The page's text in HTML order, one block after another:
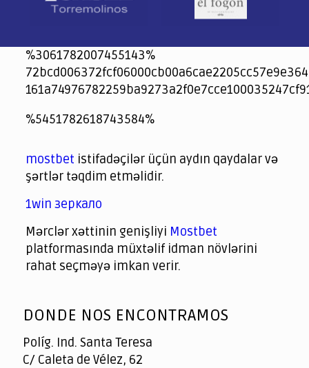
%3061782007455143%
jeetcity
1xbet
jeet city casino
%5451782618743584%
spintiger
Avabet
Spinrise
Crown Green
Crowngreen casino login
슈가 러쉬1000 슬롯
crazy time casino online
1xcasinozambia.com
codingworldnews.com
parimatch.kr
winorio
winorio casino
winorio
mostbet istifadəçilər üçün aydın qaydalar və
şərtlər təqdim etməlidir.
1win зеркало
Mərclər xəttinin genişliyi Mostbet
platformasında müxtəlif idman növlərini
rahat seçməyə imkan verir.
of
DONDE NOS ENCONTRAMOS
Políg. Ind. Santa Teresa
C/ Caleta de Vélez, 62